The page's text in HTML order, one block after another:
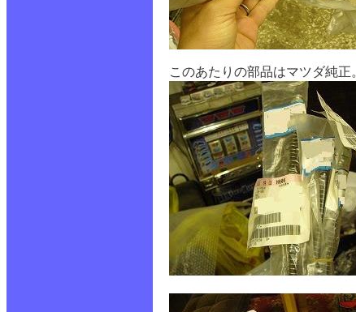
このあたりの部品はマツダ純